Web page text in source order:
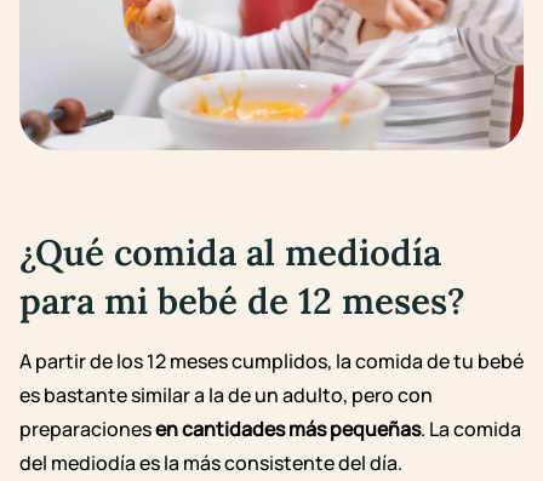
¿Qué comida al mediodía
para mi bebé de 12 meses?
A partir de los 12 meses cumplidos, la comida de tu bebé
es bastante similar a la de un adulto, pero con
preparacionesen cantidades más pequeñas. La comida
del mediodía es la más consistente del día.